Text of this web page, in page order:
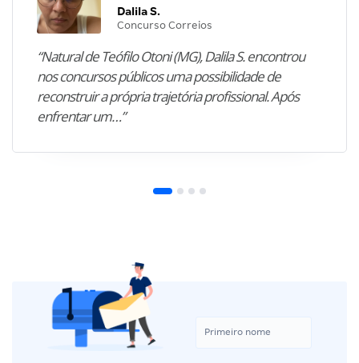
Dalila S.
Concurso Correios
“Natural de Teófilo Otoni (MG), Dalila S. encontrou
nos concursos públicos uma possibilidade de
reconstruir a própria trajetória profissional. Após
enfrentar um…”